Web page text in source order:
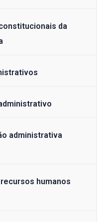
da
administrativa
humanos